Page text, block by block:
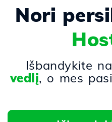
Nori
Išbandykite
vedlį, o mes